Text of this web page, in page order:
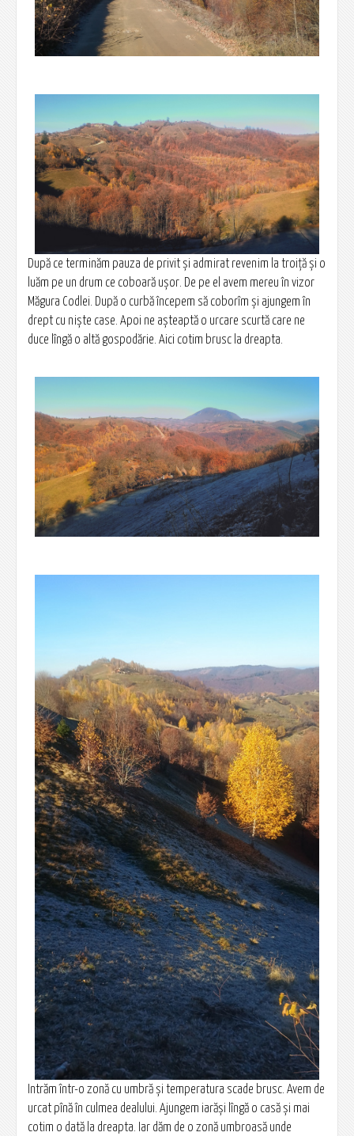
După ce terminăm pauza de privit și admirat revenim la troiță și o
luăm pe un drum ce coboară ușor. De pe el avem mereu în vizor
Măgura Codlei. După o curbă începem să coborîm și ajungem în
drept cu niște case. Apoi ne așteaptă o urcare scurtă care ne
duce lîngă o altă gospodărie. Aici cotim brusc la dreapta.
Intrăm într-o zonă cu umbră și temperatura scade brusc. Avem de
urcat pînă în culmea dealului. Ajungem iarăși lîngă o casă și mai
cotim o dată la dreapta. Iar dăm de o zonă umbroasă unde